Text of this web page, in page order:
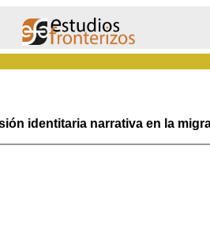
identitaria narrativa en la